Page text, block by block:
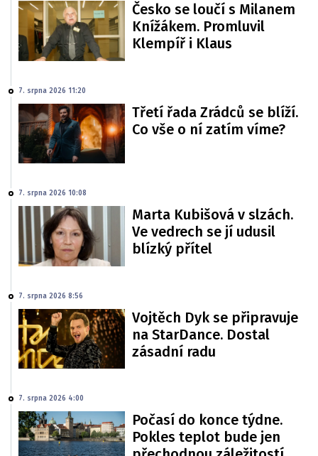
Česko se loučí s Milanem
Knížákem. Promluvil
Klempíř i Klaus
7. srpna 2026 11:20
Třetí řada Zrádců se blíží.
Co vše o ní zatím víme?
7. srpna 2026 10:08
Marta Kubišová v slzách.
Ve vedrech se jí udusil
blízký přítel
7. srpna 2026 8:56
Vojtěch Dyk se připravuje
na StarDance. Dostal
zásadní radu
7. srpna 2026 4:00
Počasí do konce týdne.
Pokles teplot bude jen